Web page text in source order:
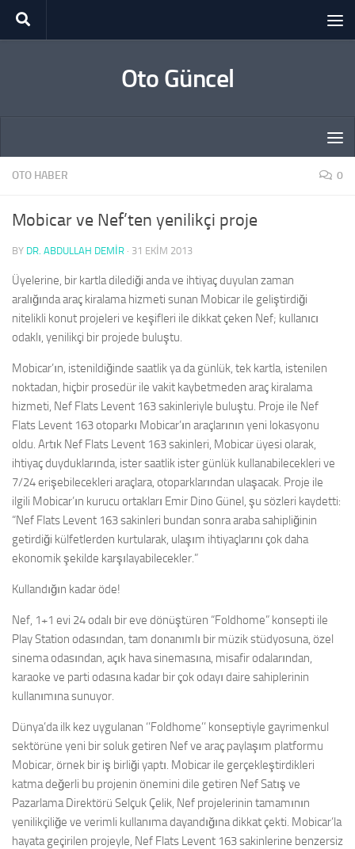
Skip to content
Oto Güncel
OTO HABER 0
Mobicar ve Nef’ten yenilikçi proje
BY DR. ABDULLAH DEMİR · 31 EKIM 2013
Üyelerine, bir kartla dilediği anda ve ihtiyaç duyulan zaman
aralığında araç kiralama hizmeti sunan Mobicar ile geliştirdiği
nitelikli konut projeleri ve keşifleri ile dikkat çeken Nef; kullanıcı
odaklı, yenilikçi bir projede buluştu.
Mobicar’ın, istenildiğinde saatlik ya da günlük, tek kartla, istenilen
noktadan, hiçbir prosedür ile vakit kaybetmeden araç kiralama
hizmeti, Nef Flats Levent 163 sakinleriyle buluştu. Proje ile Nef
Flats Levent 163 otoparkı Mobicar’ın araçlarının yeni lokasyonu
oldu. Artık Nef Flats Levent 163 sakinleri, Mobicar üyesi olarak,
ihtiyaç duyduklarında, ister saatlik ister günlük kullanabilecekleri ve
7/24 erişebilecekleri araçlara, otoparklarından ulaşacak. Proje ile
ilgili Mobicar’ın kurucu ortakları Emir Dino Günel, şu sözleri kaydetti:
“Nef Flats Levent 163 sakinleri bundan sonra araba sahipliğinin
getirdiği külfetlerden kurtularak, ulaşım ihtiyaçlarını çok daha
ekonomik şekilde karşılayabilecekler.”
Kullandığın kadar öde!
Nef, 1+1 evi 24 odalı bir eve dönüştüren “Foldhome” konsepti ile
Play Station odasından, tam donanımlı bir müzik stüdyosuna, özel
sinema odasından, açık hava sinemasına, misafir odalarından,
karaoke ve parti odasına kadar bir çok odayı daire sahiplerinin
kullanımına sunuyor.
Dünya’da ilk kez uygulanan ‘’Foldhome’’ konseptiyle gayrimenkul
sektörüne yeni bir soluk getiren Nef ve araç paylaşım platformu
Mobicar, örnek bir iş birliği yaptı. Mobicar ile gerçekleştirdikleri
katma değerli bu projenin önemini dile getiren Nef Satış ve
Pazarlama Direktörü Selçuk Çelik, Nef projelerinin tamamının
yenilikçiliğe ve verimli kullanıma dayandığına dikkat çekti. Mobicar’la
hayata geçirilen projeyle, Nef Flats Levent 163 sakinlerine benzersiz